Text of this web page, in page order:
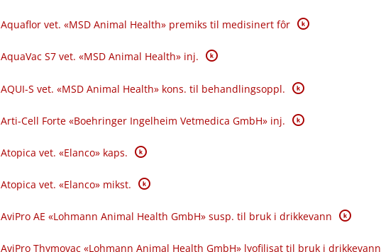
Aquaflor vet. «MSD Animal Health» premiks til medisinert fôr K
AquaVac S7 vet. «MSD Animal Health» inj. K
AQUI-S vet. «MSD Animal Health» kons. til behandlingsoppl. K
Arti-Cell Forte «Boehringer Ingelheim Vetmedica GmbH» inj. K
Atopica vet. «Elanco» kaps. K
Atopica vet. «Elanco» mikst. K
AviPro AE «Lohmann Animal Health GmbH» susp. til bruk i drikkevann K
AviPro Thymovac «Lohmann Animal Health GmbH» lyofilisat til bruk i drikkevann